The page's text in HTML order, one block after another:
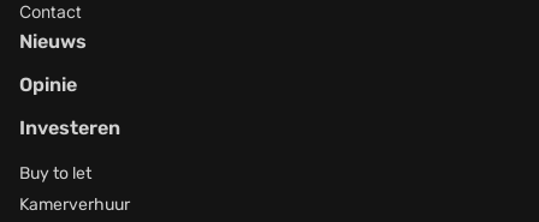
Contact
Nieuws
Opinie
Investeren
Buy to let
Kamerverhuur